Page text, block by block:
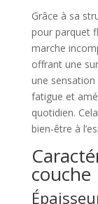
Grâce à sa
pour parquet
marche
offrant une
une sensation
fatigue et
quotidien.
bien-être à